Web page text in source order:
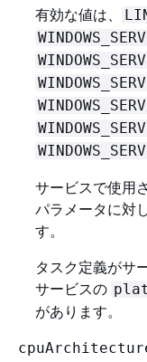
有効な値は、
サービスで使用
パラメータに対
す。
タスク定義がサ
サービスの
があります。